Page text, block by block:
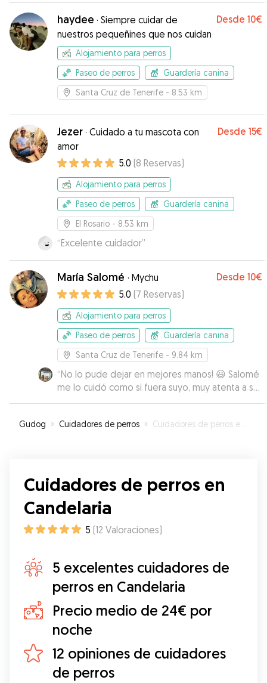
Esta claro que acudiré a él siempre que lo
necesite.😀🤗🙏”
haydee · Siempre cuidar de
nuestros pequeñines que nos cuidan
Desde 10€
Alojamiento para perros
Paseo de perros
Guardería canina
Santa Cruz de Tenerife - 8.53 km
Jezer · Cuidado a tu mascota con
amor
Desde 15€
5.0 (8 Reservas)
Alojamiento para perros
Paseo de perros
Guardería canina
El Rosario - 8.53 km
“Excelente cuidador”
María Salomé · Mychu Desde 10€
5.0 (7 Reservas)
Alojamiento para perros
Paseo de perros
Guardería canina
Santa Cruz de Tenerife - 9.84 km
“No lo pude dejar en mejores manos! 😃 Salomé
me lo cuidó como si fuera suyo, muy atenta a sus
necesidades, me mandaba fotos de cómo
ella”
Gudog » Cuidadores de perros » Cuidadores de perros en Candelaria
Cuidadores de perros en
Candelaria
5 (12 Valoraciones)
5 excelentes cuidadores de
perros en Candelaria
Precio medio de 24€ por
noche
12 opiniones de cuidadores
de perros